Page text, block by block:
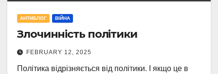
АНТИБЛОГ ВІЙНА
Злочинність політики
FEBRUARY 12, 2025
Політика відрізняється від політики. І якщо це в